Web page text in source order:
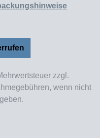
zzgl.
wenn nicht